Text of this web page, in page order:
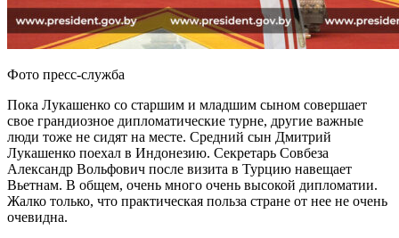
Фото пресс-служба
Пока Лукашенко со старшим и младшим сыном совершает
свое грандиозное дипломатические турне, другие важные
люди тоже не сидят на месте. Средний сын Дмитрий
Лукашенко поехал в Индонезию. Секретарь Совбеза
Александр Вольфович после визита в Турцию навещает
Вьетнам. В общем, очень много очень высокой дипломатии.
Жалко только, что практическая польза стране от нее не очень
очевидна.